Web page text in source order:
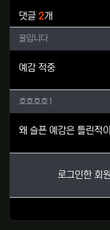
댓글 2개
꿀입니다님의
꿀입니다
예감 적중
호호호호1님
호호호호1
왜 슬픈 예감은 틀린적
로그인한 회